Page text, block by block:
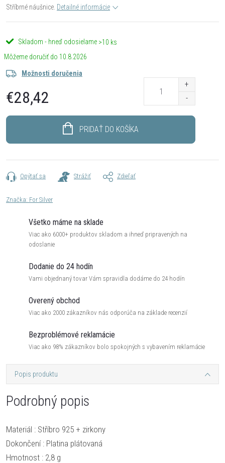
Stříbrné náušnice. Detailné informácie
Skladom - hneď odosielame >10 ks
10.8.2026
Možnosti doručenia
€28,42
PRIDAŤ DO KOŠÍKA
Opýtať sa Strážiť Zdieľať
Značka: For Silver
Všetko máme na sklade
Viac ako 6000+ produktov skladom a ihneď pripravených na
odoslanie
Dodanie do 24 hodín
Vami objednaný tovar Vám spravidla dodáme do 24 hodín
Overený obchod
Viac ako 2000 zákazníkov nás odporúča na základe recenzií
Bezproblémové reklamácie
Viac ako 98% zákazníkov bolo spokojných s vybavením reklamácie
Popis produktu
Podrobný popis
Materiál : Stříbro 925 + zirkony
Dokončení : Platina plátovaná
Hmotnost : 2,8 g